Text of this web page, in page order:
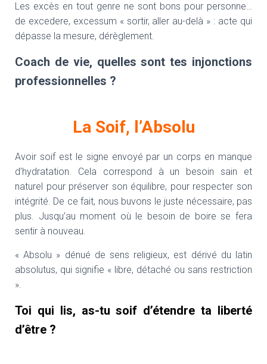
Les excès en tout genre ne sont bons pour personne…
de excedere, excessum « sortir, aller au-delà » : acte qui
dépasse la mesure, dérèglement.
Coach de vie, quelles sont tes injonctions
professionnelles ?
La Soif, l’Absolu
Avoir soif est le signe envoyé par un corps en manque
d’hydratation. Cela correspond à un besoin sain et
naturel pour préserver son équilibre, pour respecter son
intégrité. De ce fait, nous buvons le juste nécessaire, pas
plus. Jusqu’au moment où le besoin de boire se fera
sentir à nouveau.
« Absolu » dénué de sens religieux, est dérivé du latin
absolutus, qui signifie « libre, détaché ou sans restriction
».
Toi qui lis, as-tu soif d’étendre ta liberté
d’être ?